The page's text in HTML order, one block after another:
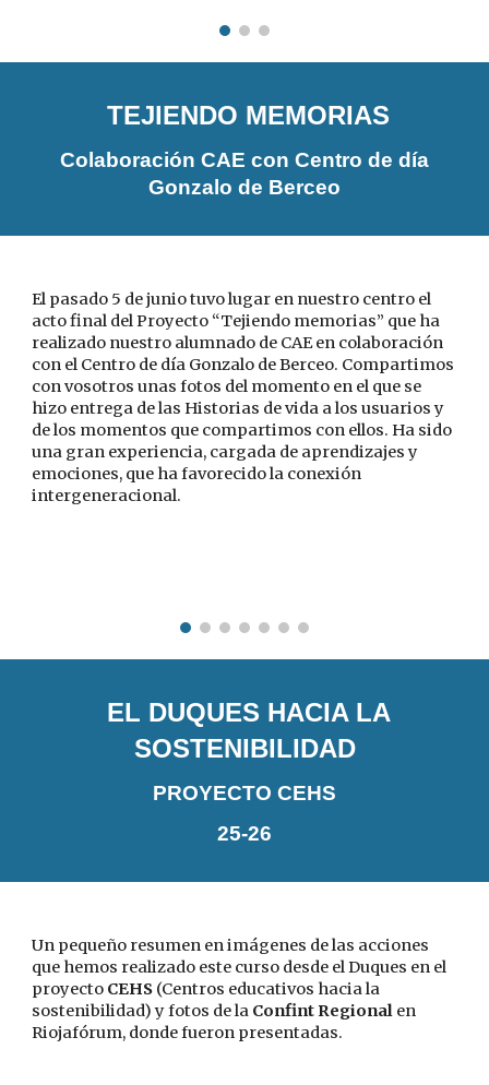
TEJIENDO MEMORIAS
Colaboración CAE con Centro de día
Gonzalo de Berceo
El pasado 5 de junio tuvo lugar en nuestro centro el
acto final del Proyecto “Tejiendo memorias” que ha
realizado nuestro alumnado de CAE en colaboración
con el Centro de día Gonzalo de Berceo. Compartimos
con vosotros unas fotos del momento en el que se
hizo entrega de las Historias de vida a los usuarios y
de los momentos que compartimos con ellos. Ha sido
una gran experiencia, cargada de aprendizajes y
emociones, que ha favorecido la conexión
intergeneracional.
EL DUQUES HACIA LA
SOSTENIBILIDAD
PROYECTO CEHS
25-26
Un pequeño resumen en imágenes de las acciones
que hemos realizado este curso desde el Duques en el
proyecto CEHS (Centros educativos hacia la
sostenibilidad) y fotos de la Confint Regional en
Riojafórum, donde fueron presentadas.